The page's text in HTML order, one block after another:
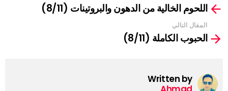
اللحوم الخالية من الدهون والبروتينات (8/11)
المقال التالي
الحبوب الكاملة (8/11)
Written by